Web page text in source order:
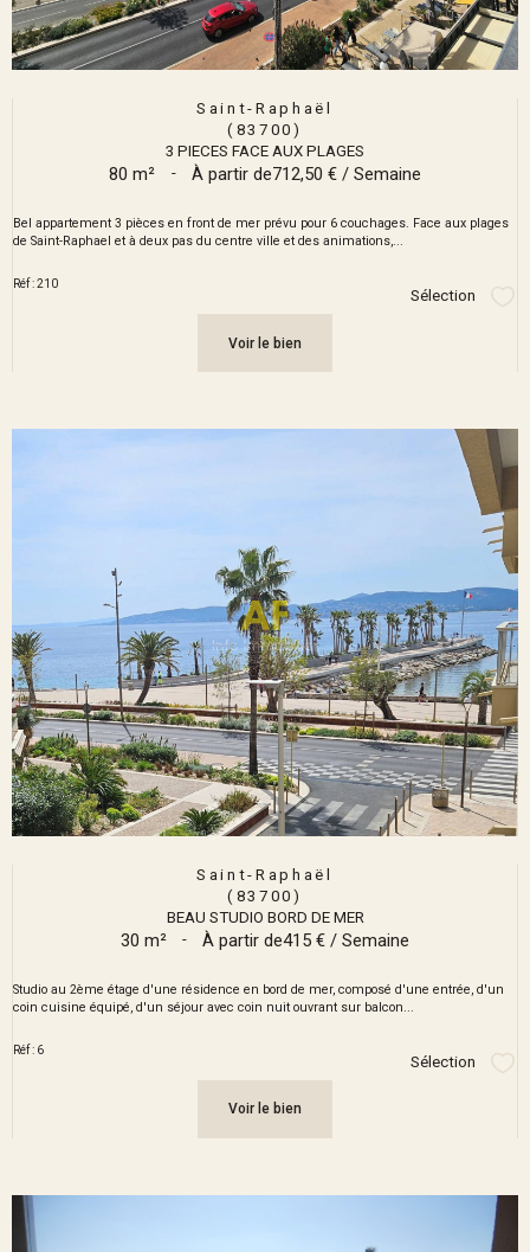
Saint-Raphaël
(83700)
3 PIECES FACE AUX PLAGES
80 m² - À partir de712,50 € / Semaine
Bel appartement 3 pièces en front de mer prévu pour 6 couchages. Face aux plages
de Saint-Raphael et à deux pas du centre ville et des animations,...
Réf : 210
Sélection
Voir le bien
Saint-Raphaël
(83700)
BEAU STUDIO BORD DE MER
30 m² - À partir de415 € / Semaine
Studio au 2ème étage d'une résidence en bord de mer, composé d'une entrée, d'un
coin cuisine équipé, d'un séjour avec coin nuit ouvrant sur balcon...
Réf : 6
Sélection
Voir le bien